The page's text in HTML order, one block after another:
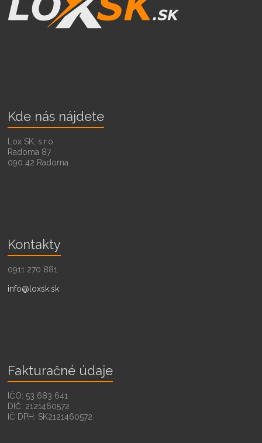
Kde nás nájdete
Lox SK, s.r.o.
Radoma 87
090 42 Radoma
Kontakty
0911 270 881
info@loxsk.sk
Fakturačné údaje
IČO: 53 683 641
DIČ: 2121460572
IČ DPH: SK2121460572